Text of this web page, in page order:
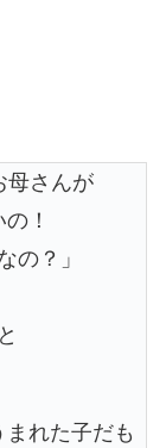
母さんが
！
の？」
まれた子だも